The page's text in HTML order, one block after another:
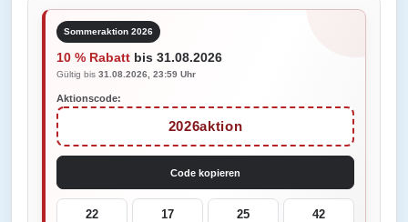
Sommeraktion 2026
10 % Rabatt bis 31.08.2026
Gültig bis 31.08.2026, 23:59 Uhr
Aktionscode:
2026aktion
Code kopieren
22 17 25 42